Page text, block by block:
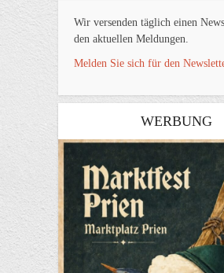
Wir versenden täglich einen
den aktuellen Meldungen.
Melden Sie sich für den
WERBUNG